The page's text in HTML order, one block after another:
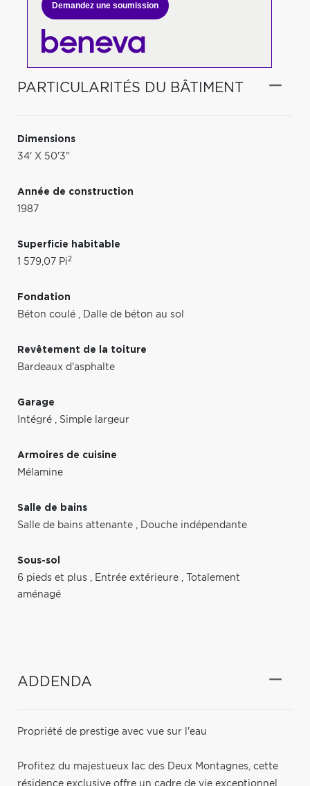
Demandez une soumission
PARTICULARITÉS DU BÂTIMENT
Dimensions
34' X 50'3"
Année de construction
1987
Superficie habitable
1 579,07 Pi2
Fondation
Béton coulé , Dalle de béton au sol
Revêtement de la toiture
Bardeaux d'asphalte
Garage
Intégré , Simple largeur
Armoires de cuisine
Mélamine
Salle de bains
Salle de bains attenante , Douche indépendante
Sous-sol
6 pieds et plus , Entrée extérieure ,
Totalement
aménagé
ADDENDA
Propriété de prestige avec vue sur l'eau
Profitez du majestueux lac des Deux Montagnes, cette
résidence exclusive offre un cadre de vie exceptionnel